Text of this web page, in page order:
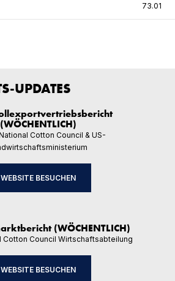
73.01
UPDATES
(WÖCHENTLICH)
Cotton Council & US-
WEBSITE BESUCHEN
(WÖCHENTLICH)
Cotton Council Wirtschaftsabteilung
WEBSITE BESUCHEN